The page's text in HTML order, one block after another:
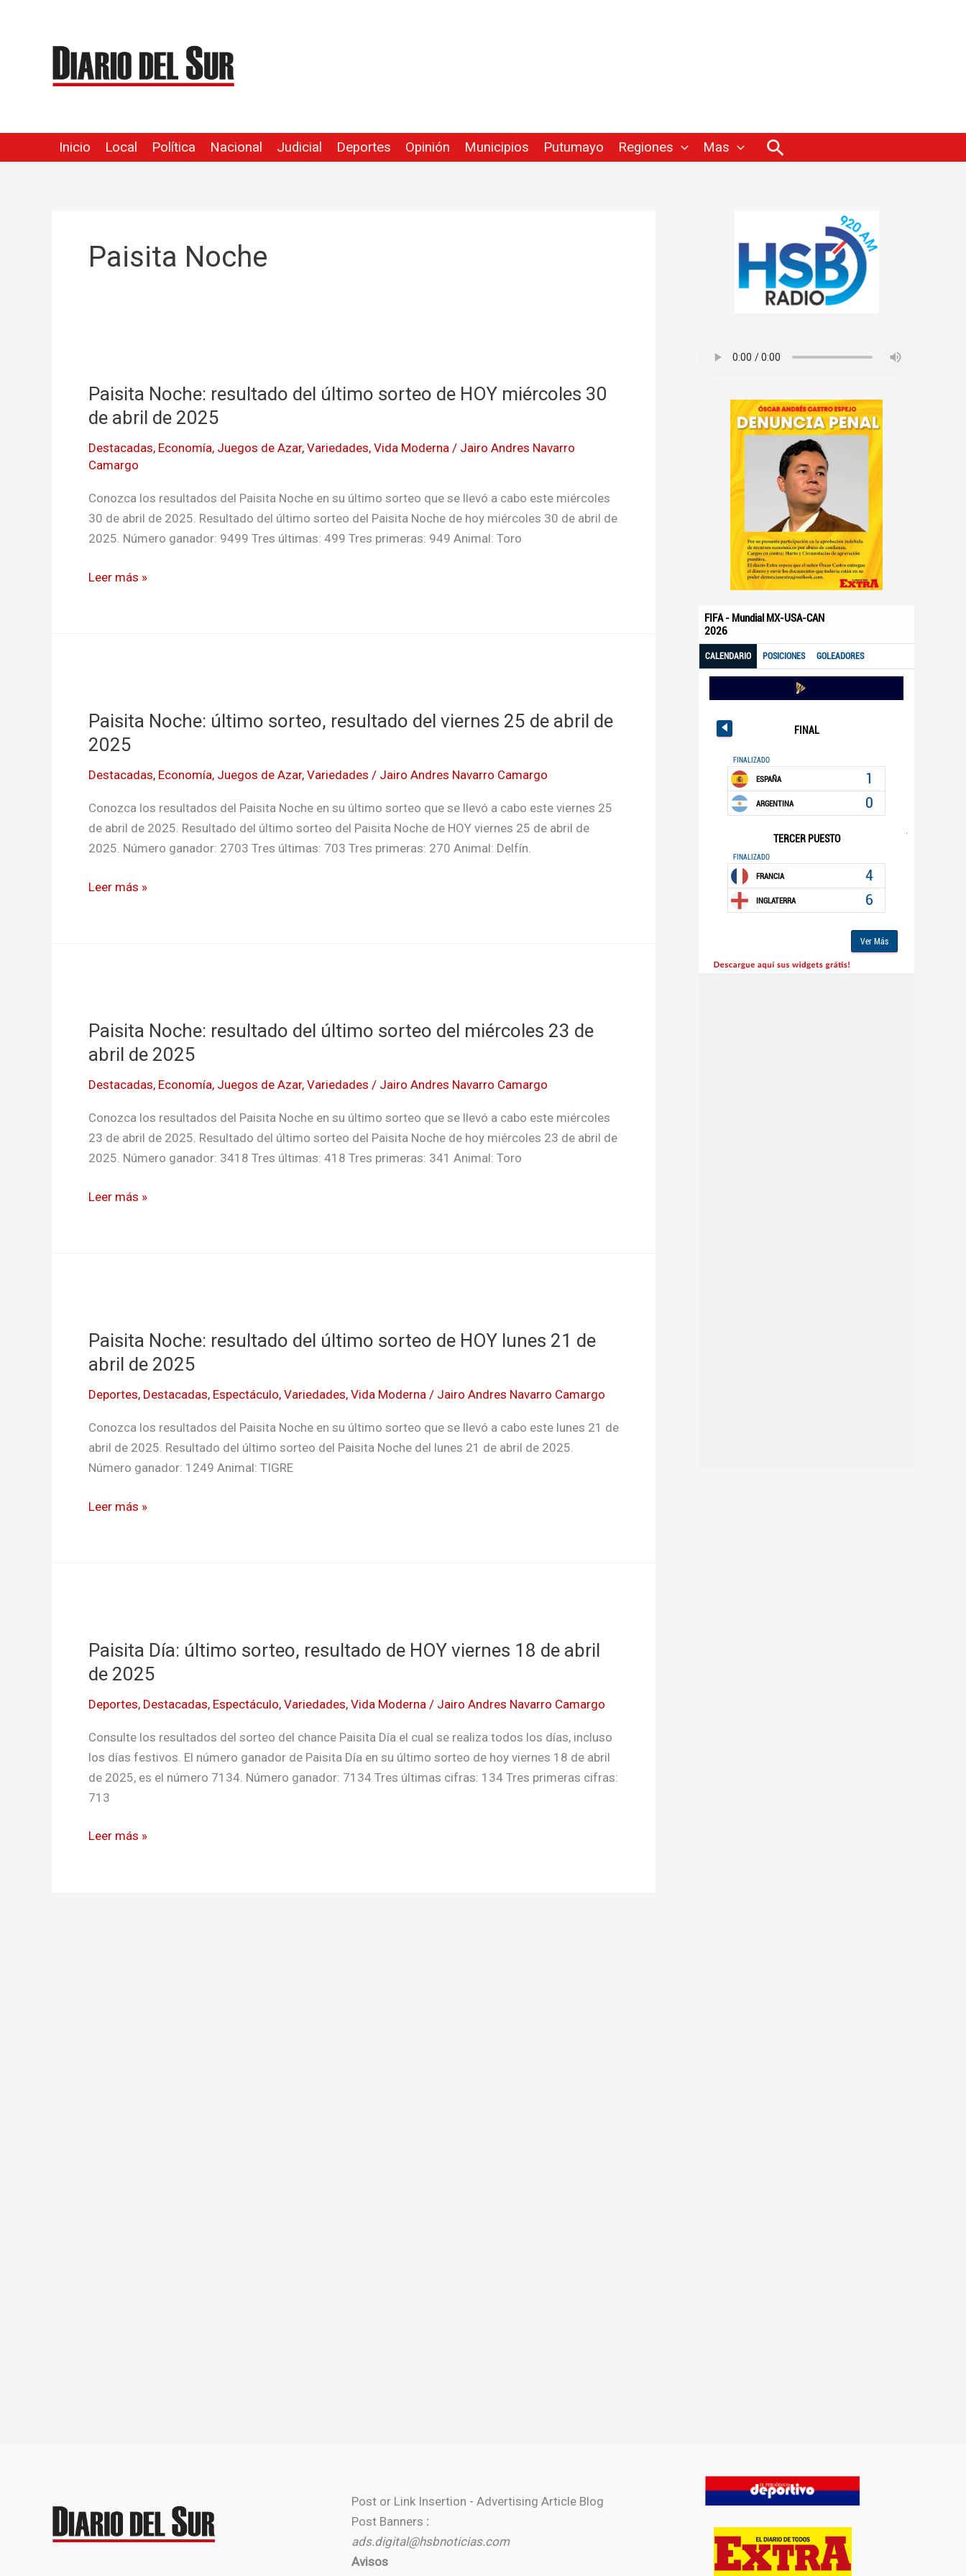
contenido
Inicio Local Política Nacional Judicial Deportes Opinión Municipios Putumayo Regiones Mas Buscar
Paisita Noche
Paisita Noche: resultado del último sorteo de HOY miércoles 30
de abril de 2025
Destacadas, Economía, Juegos de Azar, Variedades, Vida Moderna / Jairo Andres Navarro
Camargo
Conozca los resultados del Paisita Noche en su último sorteo que se llevó a cabo este miércoles
30 de abril de 2025. Resultado del último sorteo del Paisita Noche de hoy miércoles 30 de abril de
2025. Número ganador: 9499 Tres últimas: 499 Tres primeras: 949 Animal: Toro
resultado
del
sorteo
de
HOY
miércoles
30
abril
Leer más »
Paisita Noche: último sorteo, resultado del viernes 25 de abril de
2025
Destacadas, Economía, Juegos de Azar, Variedades / Jairo Andres Navarro Camargo
Conozca los resultados del Paisita Noche en su último sorteo que se llevó a cabo este viernes 25
de abril de 2025. Resultado del último sorteo del Paisita Noche de HOY viernes 25 de abril de
2025. Número ganador: 2703 Tres últimas: 703 Tres primeras: 270 Animal: Delfín.
último
sorteo,
del
viernes
25
de
de
Leer más »
Paisita Noche: resultado del último sorteo del miércoles 23 de
abril de 2025
Destacadas, Economía, Juegos de Azar, Variedades / Jairo Andres Navarro Camargo
Conozca los resultados del Paisita Noche en su último sorteo que se llevó a cabo este miércoles
23 de abril de 2025. Resultado del último sorteo del Paisita Noche de hoy miércoles 23 de abril de
2025. Número ganador: 3418 Tres últimas: 418 Tres primeras: 341 Animal: Toro
resultado
del
sorteo
del
miércoles
23
abril
Leer más »
Paisita Noche: resultado del último sorteo de HOY lunes 21 de
abril de 2025
Deportes, Destacadas, Espectáculo, Variedades, Vida Moderna / Jairo Andres Navarro Camargo
Conozca los resultados del Paisita Noche en su último sorteo que se llevó a cabo este lunes 21 de
abril de 2025. Resultado del último sorteo del Paisita Noche del lunes 21 de abril de 2025.
Número ganador: 1249 Animal: TIGRE
resultado
del
sorteo
de
HOY
lunes
de
Leer más »
Paisita Día: último sorteo, resultado de HOY viernes 18 de abril
de 2025
Deportes, Destacadas, Espectáculo, Variedades, Vida Moderna / Jairo Andres Navarro Camargo
Consulte los resultados del sorteo del chance Paisita Día el cual se realiza todos los días, incluso
los días festivos. El número ganador de Paisita Día en su último sorteo de hoy viernes 18 de abril
de 2025, es el número 7134. Número ganador: 7134 Tres últimas cifras: 134 Tres primeras cifras:
713
último
sorteo,
de
HOY
viernes
18
de
de
Leer más »
Post or Link Insertion - Advertising Article Blog
Post Banners :
ads.digital@hsbnoticias.com
Avisos